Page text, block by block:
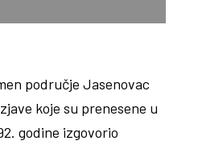
područje Jasenovac
koje su prenesene u
godine izgovorio